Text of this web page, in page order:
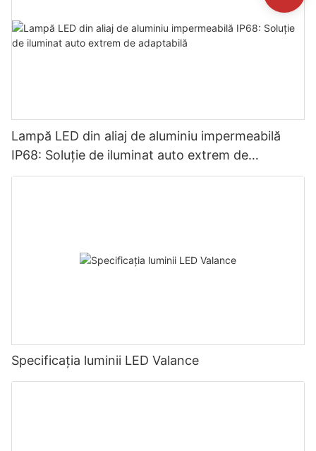
Lampă LED din aliaj de aluminiu impermeabilă
IP68: Soluție de iluminat auto extrem de
adaptabilă
Specificația luminii LED Valance